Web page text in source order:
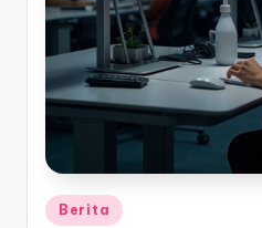
Posted
Berita